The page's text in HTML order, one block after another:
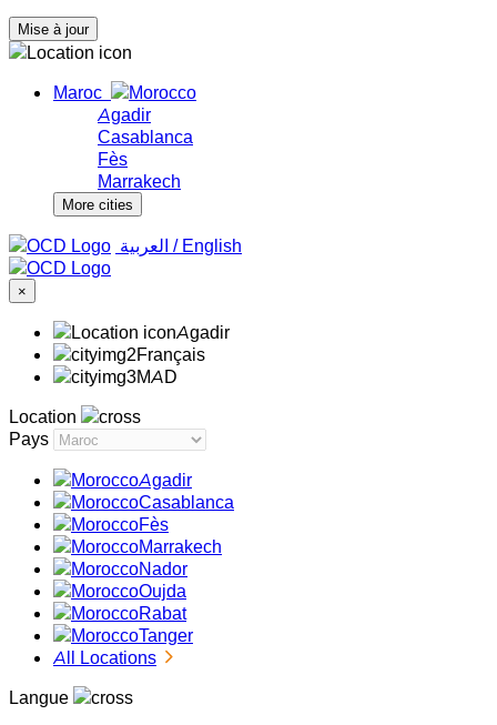
Maroc
Agadir
Casablanca
Fès
Marrakech
More cities
‏العربية ‏ / English
×
Agadir
Français
MAD
Location
Pays
Agadir
Casablanca
Fès
Marrakech
Nador
Oujda
Rabat
Tanger
All Locations
Langue